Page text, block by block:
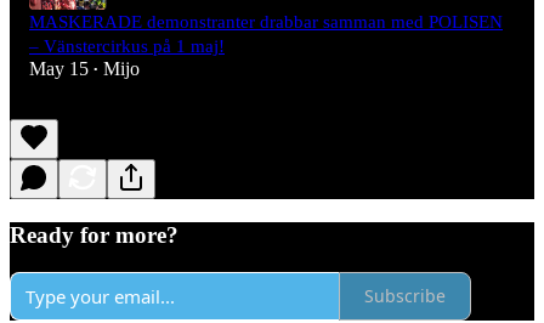
MASKERADE demonstranter drabbar samman med POLISEN
– Vänstercirkus på 1 maj!
May 15 • Mijo
Ready for more?
Subscribe